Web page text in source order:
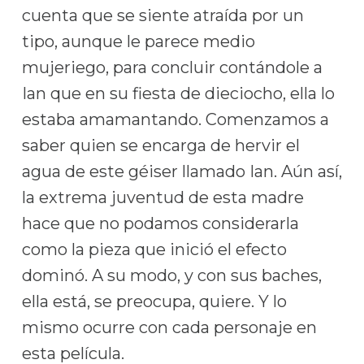
cuenta que se siente atraída por un
tipo, aunque le parece medio
mujeriego, para concluir contándole a
Ian que en su fiesta de dieciocho, ella lo
estaba amamantando. Comenzamos a
saber quien se encarga de hervir el
agua de este géiser llamado Ian. Aún así,
la extrema juventud de esta madre
hace que no podamos considerarla
como la pieza que inició el efecto
dominó. A su modo, y con sus baches,
ella está, se preocupa, quiere. Y lo
mismo ocurre con cada personaje en
esta película.